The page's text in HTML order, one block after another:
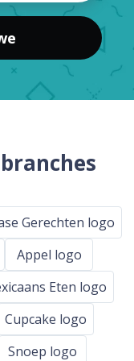
Gerechten logo
Appel logo
Eten logo
Cupcake logo
Snoep logo